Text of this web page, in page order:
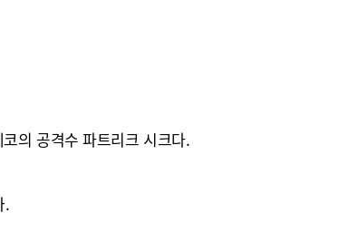
의 공격수 파트리크 시크다.
.